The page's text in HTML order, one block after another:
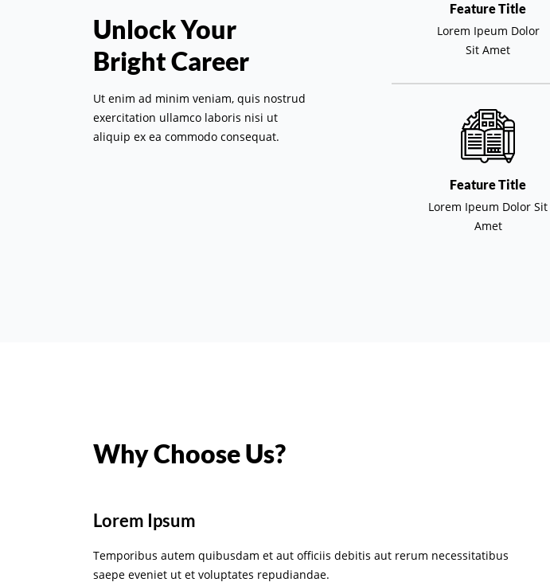
Unlock Your
Bright Career
Ut enim ad minim veniam, quis nostrud
exercitation ullamco laboris nisi ut
aliquip ex ea commodo consequat.
Feature Title
Lorem Ipeum Dolor
Sit Amet
Feature Title
Lorem Ipeum Dolor Sit
Amet
Why Choose Us?
Lorem Ipsum
Temporibus autem quibusdam et aut officiis debitis aut rerum necessitatibus
saepe eveniet ut et voluptates repudiandae.